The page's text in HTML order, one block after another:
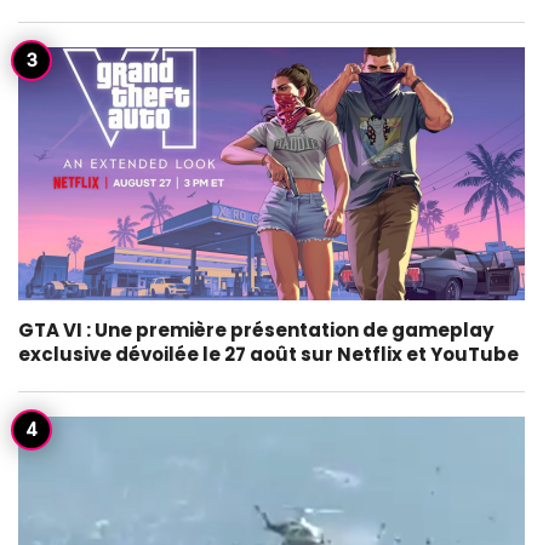
GTA VI : Une première présentation de gameplay
exclusive dévoilée le 27 août sur Netflix et YouTube